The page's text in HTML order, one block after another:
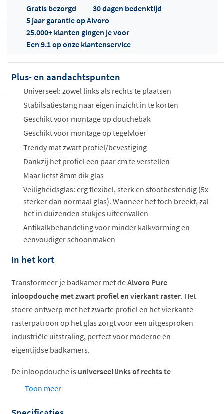
Offertes
ophalen...
Gratis bezorgd
30 dagen bedenktijd
5 jaar garantie op Alvoro
25.000+ klanten gingen je voor
Een 9.1 op onze klantenservice
Plus- en aandachtspunten
Universeel: zowel links als rechts te plaatsen
Stabilsatiestang naar eigen inzicht in te korten
Geschikt voor montage op douchebak
Geschikt voor montage op tegelvloer
Trendy mat zwart profiel/bevestiging
Dankzij het profiel een paar cm te verstellen
Maar liefst 8mm dik glas
Veiligheidsglas: erg flexibel, sterk en stootbestendig (5x
sterker dan normaal glas). Wanneer het toch breekt, zal
het in duizenden stukjes uiteenvallen
Antikalkbehandeling voor minder kalkvorming en
eenvoudiger schoonmaken
In het kort
Transformeer je badkamer met deAlvoro Pure
inloopdouche met zwart profiel en vierkant raster. Het
stoere ontwerp met het zwarte profiel en het vierkante
rasterpatroon op het glas zorgt voor een uitgesproken
industriële uitstraling, perfect voor moderne en
eigentijdse badkamers.
De inloopdouche is universeel links of rechts te
plaatsen, wat hem flexibel maakt voor elke
Toon meer